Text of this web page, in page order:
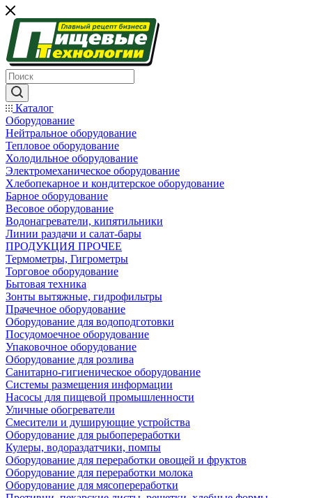
Каталог
Оборудование
Нейтральное оборудование
Тепловое оборудование
Холодильное оборудование
Электромеханическое оборудование
Хлебопекарное и кондитерское оборудование
Барное оборудование
Весовое оборудование
Водонагреватели, кипятильники
Линии раздачи и салат-бары
ПРОДУКЦИЯ ПРОЧЕЕ
Термометры, Гигрометры
Торговое оборудование
Бытовая техника
Зонты вытяжные, гидрофильтры
Прачечное оборудование
Оборудование для водоподготовки
Посудомоечное оборудование
Упаковочное оборудование
Оборудование для розлива
Санитарно-гигиеническое оборудование
Системы размещения информации
Насосы для пищевой промышленности
Уличные обогреватели
Смесители и душирующие устройства
Оборудование для рыбопереработки
Кулеры, водораздатчики, помпы
Оборудование для переработки овощей и фруктов
Оборудование для переработки молока
Оборудование для мясопереработки